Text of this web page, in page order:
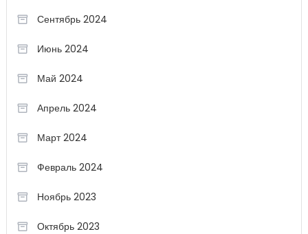
Сентябрь 2024
Июнь 2024
Май 2024
Апрель 2024
Март 2024
Февраль 2024
Ноябрь 2023
Октябрь 2023